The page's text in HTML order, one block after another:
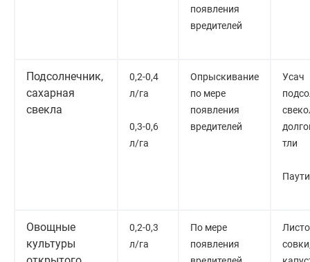
появления
вредителей
Подсолнечник,
сахарная
свекла
0,2-0,4
л/га
0,3-0,6
л/га
Опрыскивание
по мере
появления
вредителей
Усач
тли
Овощные
культуры
0,2-0,3
л/га
По мере
появления